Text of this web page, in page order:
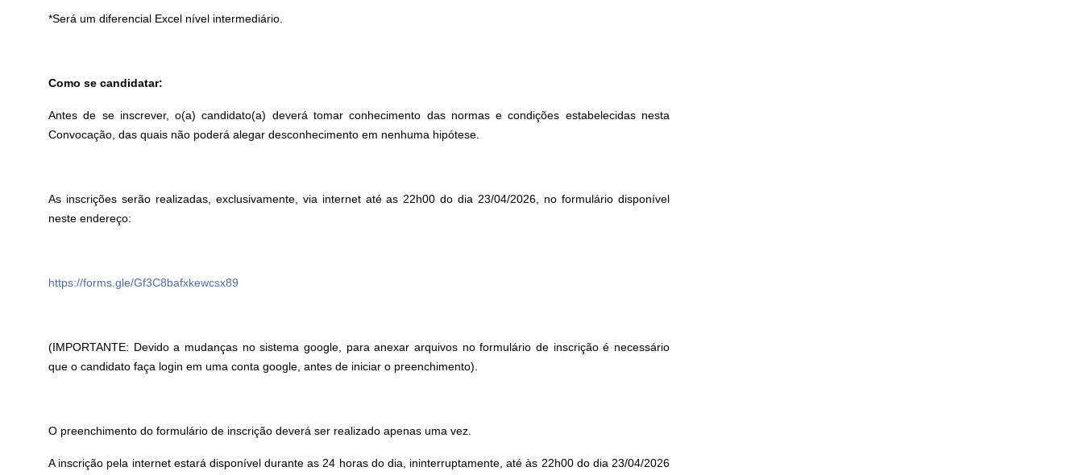
*Será um diferencial Excel nível intermediário.
Como se candidatar:
Antes de se inscrever, o(a) candidato(a) deverá tomar conhecimento das normas e condições estabelecidas nesta
Convocação, das quais não poderá alegar desconhecimento em nenhuma hipótese.
As inscrições serão realizadas, exclusivamente, via internet até as 22h00 do dia 23/04/2026, no formulário disponível
neste endereço:
https://forms.gle/Gf3C8bafxkewcsx89
(IMPORTANTE: Devido a mudanças no sistema google, para anexar arquivos no formulário de inscrição é necessário
que o candidato faça login em uma conta google, antes de iniciar o preenchimento).
O preenchimento do formulário de inscrição deverá ser realizado apenas uma vez.
A inscrição pela internet estará disponível durante as 24 horas do dia, ininterruptamente, até às 22h00 do dia 23/04/2026